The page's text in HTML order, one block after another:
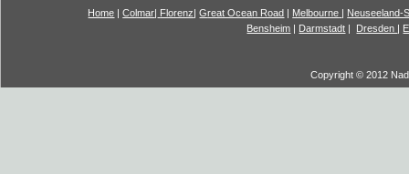
Home |Colmar| Florenz|Great Ocean Road | Melbourne | Neuseeland-
Bensheim | Darmstadt | Dresden |
Copyright © 2012